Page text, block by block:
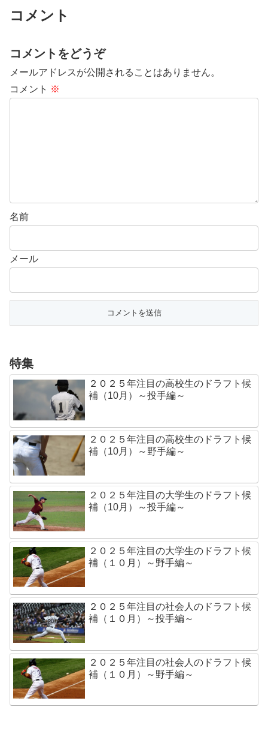
コメント
コメントをどうぞ
メールアドレスが公開されることはありません。
コメント ※
名前
メール
特集
２０２５年注目の高校生のドラフト候
補（10月）～投手編～
２０２５年注目の高校生のドラフト候
補（10月）～野手編～
２０２５年注目の大学生のドラフト候
補（10月）～投手編～
２０２５年注目の大学生のドラフト候
補（１０月）～野手編～
２０２５年注目の社会人のドラフト候
補（１０月）～投手編～
２０２５年注目の社会人のドラフト候
補（１０月）～野手編～